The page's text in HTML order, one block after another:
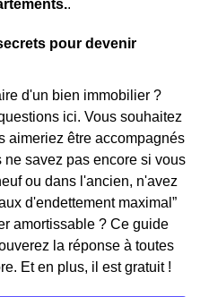
.
pour devenir
d'un bien immobilier ?
ici. Vous souhaitez
aimeriez être accompagnés
savez pas encore si vous
ou dans l'ancien, n'avez
d'endettement maximal”
amortissable ? Ce guide
la réponse à toutes
Et en plus, il est gratuit !